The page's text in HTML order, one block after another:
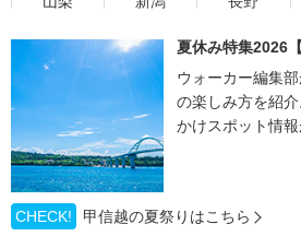
夏休み特集2026【
ウォーカー編集
の楽しみ方を紹
かけスポット情報
CHECK!
甲信越の夏祭りはこちら